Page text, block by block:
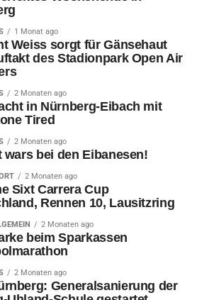
1 Monat ago
Weiss sorgt für Gänsehaut
des Stadionpark Open Air
2 Monaten ago
in Nürnberg-Eibach mit
Tired
2 Monaten ago
wars bei den Eibanesen!
2 Monaten ago
Sixt Carrera Cup
Rennen 10, Lausitzring
2 Monaten ago
beim Sparkassen
2 Monaten ago
Generalsanierung der